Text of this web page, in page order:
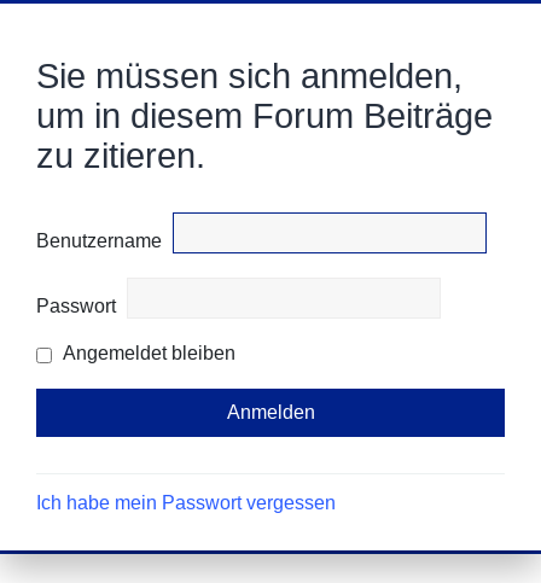
Sie müssen sich anmelden,
um in diesem Forum Beiträge
zu zitieren.
Benutzername
Passwort
Angemeldet bleiben
Ich habe mein Passwort vergessen